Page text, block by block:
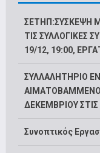
ΣΕΤΗΠ:ΣΥΣΚΕΨΗ
ΤΙΣ ΣΥΛΛΟΓΙΚΕΣ
19/12, 19:00,
ΣΥΛΛΑΛΗΤΗΡΙΟ
ΑΙΜΑΤΟΒΑΜΜΕΝΟ
ΔΕΚΕΜΒΡΙΟΥ
Συνοπτικός